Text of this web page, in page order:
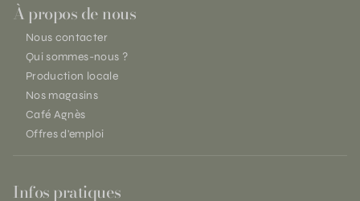
À propos de nous
Nous contacter
Qui sommes-nous ?
Production locale
Nos magasins
Café Agnès
Offres d'emploi
Infos pratiques